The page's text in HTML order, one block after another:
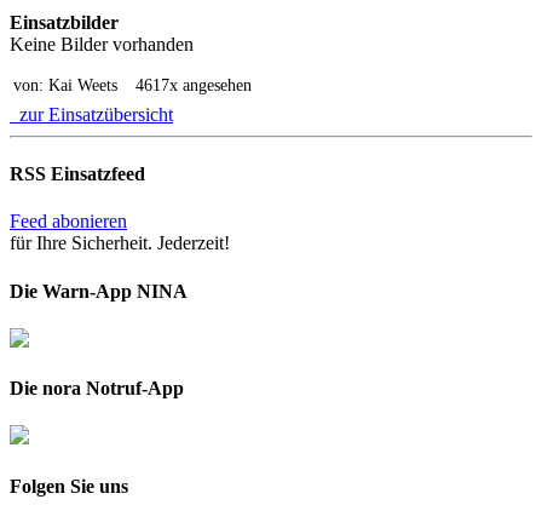
Einsatzbilder
Keine Bilder vorhanden
von: Kai Weets 4617x angesehen
zur Einsatzübersicht
RSS Einsatzfeed
Feed abonieren
für Ihre Sicherheit. Jederzeit!
Die Warn-App NINA
Die nora Notruf-App
Folgen Sie uns